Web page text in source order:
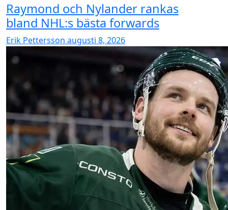
Raymond och Nylander rankas
bland NHL:s bästa forwards
Erik Pettersson augusti 8, 2026